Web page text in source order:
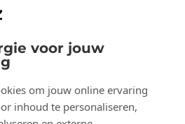
voor jouw
om jouw online ervaring
inhoud te personaliseren,